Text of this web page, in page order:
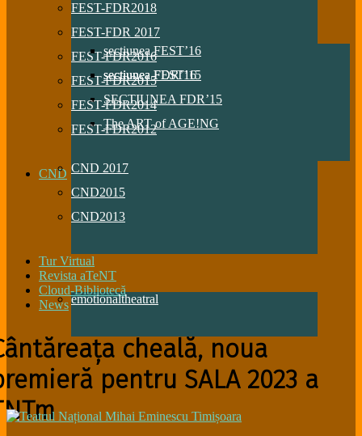
FEST-FDR2018
FEST-FDR 2017
FEST-FDR2016
sectiunea FEST’16
sectiunea FDR’16
FEST-FDR2015
sectiunea FEST’15
SECTIUNEA FDR’15
The ART of AGE!NG
FEST-FDR2014
FEST-FDR2012
CND CND 2017
CND2015
CND2013
Tur Virtual
Revista aTeNT
Cloud-Bibliotecă
Newsemotionaltheatral
cheală, noua
pentru SALA 2023 a